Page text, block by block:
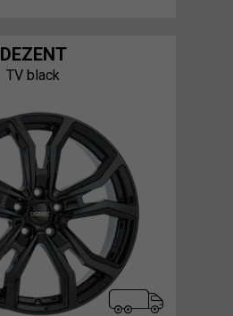
DEZENT
TV black